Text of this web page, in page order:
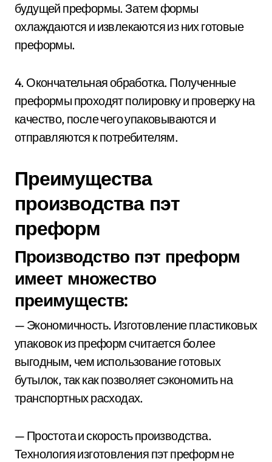
будущей преформы. Затем формы
охлаждаются и извлекаются из них готовые
преформы.
4. Окончательная обработка. Полученные
преформы проходят полировку и проверку на
качество, после чего упаковываются и
отправляются к потребителям.
Преимущества
производства пэт
преформ
Производство пэт преформ
имеет множество
преимуществ:
— Экономичность. Изготовление пластиковых
упаковок из преформ считается более
выгодным, чем использование готовых
бутылок, так как позволяет сэкономить на
транспортных расходах.
— Простота и скорость производства.
Технология изготовления пэт преформ не